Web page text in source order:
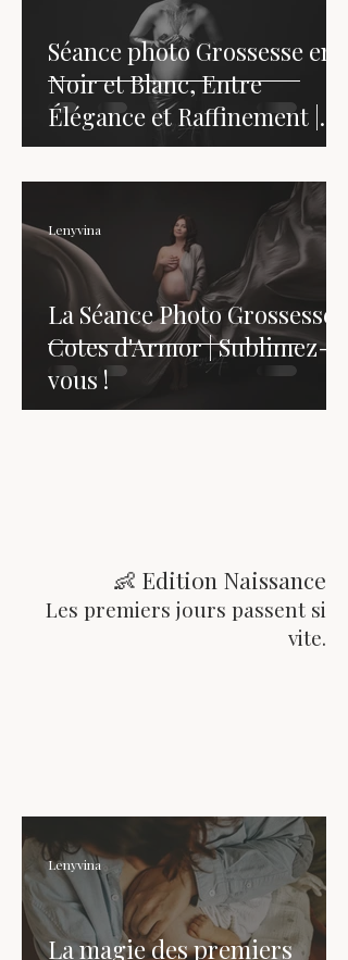
Séance photo Grossesse en
Noir et Blanc, Entre
Élégance et Raffinement |
Lenyvina Photographe |
Saint-Brieuc - Côtes
d'Armor - Bretagne
La Séance Photo Grossesse |
Cotes d'Armor | Sublimez-
vous !
Lenyvina
👶 Edition Naissance
Les premiers jours passent si
vite.
La magie des premiers
Lenyvina